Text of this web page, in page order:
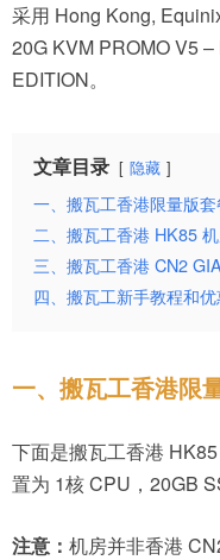
采用 Hong Kong,
20G KVM PROMO V5
EDITION。
文章目录 隐藏
一、搬瓦工香港限量版
二、搬瓦工香港 HK85
三、搬瓦工香港 CN2
四、搬瓦工新手教程和
一、搬瓦工香港限
下面是搬瓦工香港
置为 1核 CPU，20GB
注意： 机房并非香港